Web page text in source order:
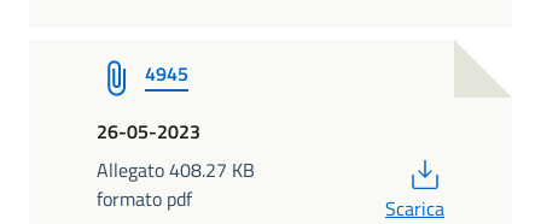
4945
26-05-2023
Allegato 408.27 KB
formato pdf
Scarica